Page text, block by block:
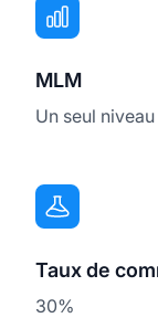
MLM
Un seul niveau
Taux de
30%